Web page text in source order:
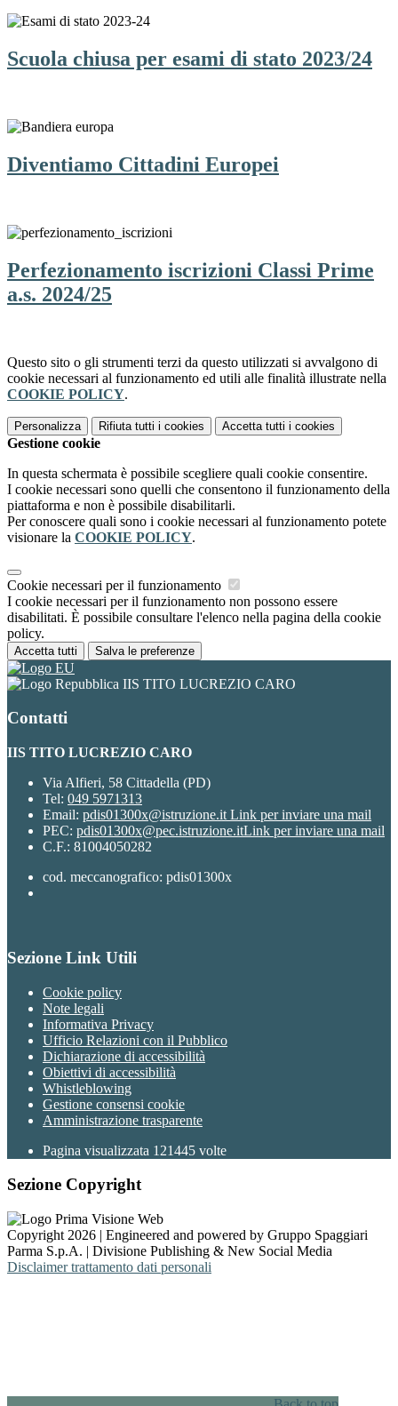
Scuola chiusa per esami di stato 2023/24
Diventiamo Cittadini Europei
Perfezionamento iscrizioni Classi Prime
a.s. 2024/25
Questo sito o gli strumenti terzi da questo utilizzati si avvalgono di
cookie necessari al funzionamento ed utili alle finalità illustrate nella
COOKIE POLICY.
Personalizza Rifiuta tutti i cookies Accetta tutti i cookies
Gestione cookie
In questa schermata è possibile scegliere quali cookie consentire.
I cookie necessari sono quelli che consentono il funzionamento della
piattaforma e non è possibile disabilitarli.
Per conoscere quali sono i cookie necessari al funzionamento potete
visionare la COOKIE POLICY.
Cookie necessari per il funzionamento
I cookie necessari per il funzionamento non possono essere
disabilitati. È possibile consultare l'elenco nella pagina della cookie
policy.
Accetta tutti Salva le preferenze
IIS TITO LUCREZIO CARO
Contatti
IIS TITO LUCREZIO CARO
Via Alfieri, 58 Cittadella (PD)
Tel: 049 5971313
Email: pdis01300x@istruzione.it Link per inviare una mail
PEC: pdis01300x@pec.istruzione.itLink per inviare una mail
C.F.: 81004050282
cod. meccanografico: pdis01300x
Sezione Link Utili
Cookie policy
Note legali
Informativa Privacy
Ufficio Relazioni con il Pubblico
Dichiarazione di accessibilità
Obiettivi di accessibilità
Whistleblowing
Gestione consensi cookie
Amministrazione trasparente
Pagina visualizzata 121445 volte
Sezione Copyright
Copyright 2026 | Engineered and powered by Gruppo Spaggiari
Parma S.p.A. | Divisione Publishing & New Social Media
Disclaimer trattamento dati personali